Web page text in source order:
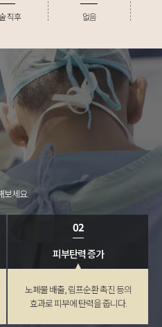
직후 없음
보세요.
02
피부탄력 증가
노폐물 배출, 림프순환 촉진 등의
효과로 피부에 탄력을 줍니다.